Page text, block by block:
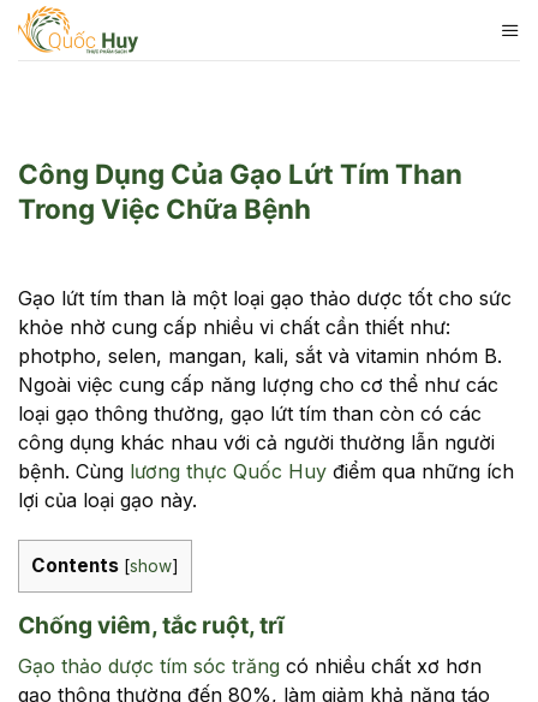
Skip
Công Dụng Của Gạo Lứt Tím Than
Trong Việc Chữa Bệnh
Gạo lứt tím than là một loại gạo thảo dược tốt cho sức
khỏe nhờ cung cấp nhiều vi chất cần thiết như:
photpho, selen, mangan, kali, sắt và vitamin nhóm B.
Ngoài việc cung cấp năng lượng cho cơ thể như các
loại gạo thông thường, gạo lứt tím than còn có các
công dụng khác nhau với cả người thường lẫn người
bệnh. Cùng lương thực Quốc Huy điểm qua những ích
lợi của loại gạo này.
Contents [show]
Chống viêm, tắc ruột, trĩ
Gạo thảo dược tím sóc trăng có nhiều chất xơ hơn
gạo thông thường đến 80%, làm giảm khả năng táo